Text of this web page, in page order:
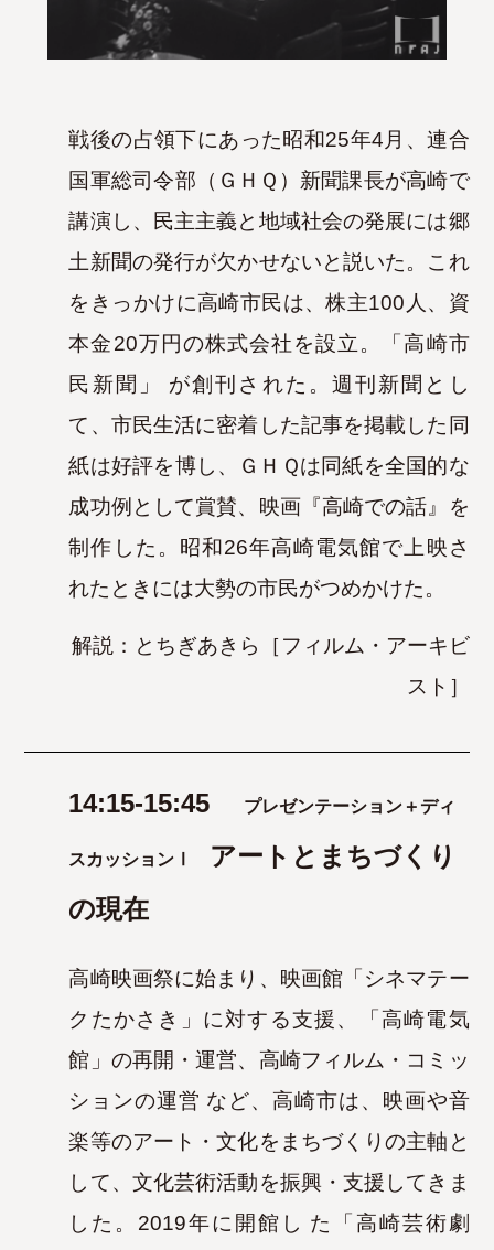
戦後の占領下にあった昭和25年4月、連合
国軍総司令部（ＧＨＱ）新聞課長が高崎で
講演し、民主主義と地域社会の発展には郷
土新聞の発行が欠かせないと説いた。これ
をきっかけに高崎市民は、株主100人、資
本金20万円の株式会社を設立。「高崎市
民新聞」
が創刊された。週刊新聞とし
て、市民生活に密着した記事を掲載した同
紙は好評を博し、ＧＨＱは同紙を全国的な
成功例として賞賛、映画『高崎での話』を
制作した。昭和26年高崎電気館で上映さ
れたときには大勢の市民がつめかけた。
解説：とちぎあきら［フィルム・アーキビ
スト］
14:15-15:45 プレゼンテーション＋ディ
スカッションⅠ アートとまちづくり
の現在
高崎映画祭に始まり、映画館「シネマテー
クたかさき」に対する支援、「高崎電気
館」の再開・運営、高崎フィルム・コミッ
ションの運営 など、高崎市は、映画や音
楽等のアート・文化をまちづくりの主軸と
して、文化芸術活動を振興・支援してきま
した。2019年に開館し た「高崎芸術劇